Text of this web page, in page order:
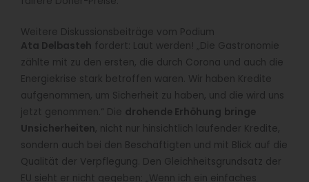
Weitere Diskussionsbeiträge vom Podium
Ata Delbasteh fordert: Laut werden! „Die Gastronomie
zählte mit zu den ersten, die durch Corona und auch die
Energiekrise stark betroffen waren. Wir haben Kredite
aufgenommen, um Sicherheit zu haben, und die wird uns
jetzt genommen.“ Die drohende Erhöhung bringe
Unsicherheiten, nicht nur hinsichtlich laufender Kredite,
sondern auch bei den Beschäftigten und mit Blick auf die
Qualität der Verpflegung. Den Gleichheitsgrundsatz der
EU sieht er nicht gegeben: „Wenn ich ein einfaches